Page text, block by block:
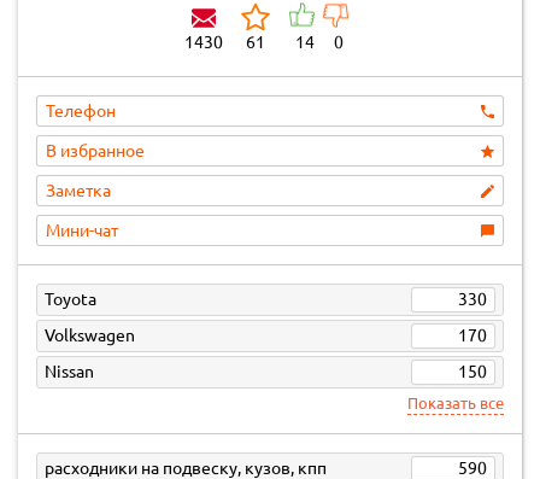
1430 61 14 0
Телефон
В избранное
Заметка
Мини-чат
Toyota
330
Volkswagen
170
Nissan
150
Показать все
расходники на подвеску, кузов, кпп
590